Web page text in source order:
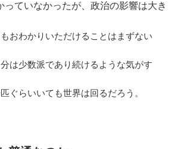
っていなかったが、政治の影響は大き
おわかりいただけることはまずない
は少数派であり続けるような気がす
ぐらいいても世界は回るだろう。